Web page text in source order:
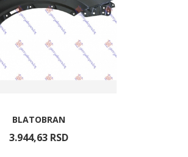
BLATOBRAN
3.944,63 RSD